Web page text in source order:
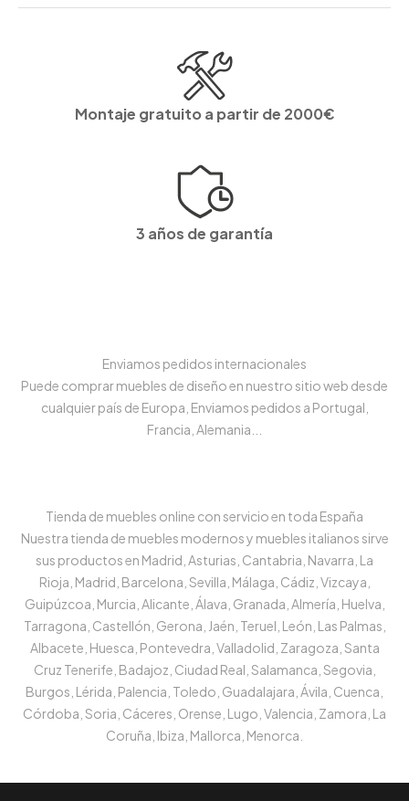
Montaje gratuito a partir de 2000€
3 años de garantía
Enviamos pedidos internacionales
Puede comprar muebles de diseño en nuestro sitio web desde
cualquier país de Europa, Enviamos pedidos a Portugal,
Francia, Alemania...
Tienda de muebles online con servicio en toda España
Nuestra tienda de muebles modernos y muebles italianos sirve
sus productos en Madrid, Asturias, Cantabria, Navarra, La
Rioja, Madrid, Barcelona, Sevilla, Málaga, Cádiz, Vizcaya,
Guipúzcoa, Murcia, Alicante, Álava, Granada, Almería, Huelva,
Tarragona, Castellón, Gerona, Jaén, Teruel, León, Las Palmas,
Albacete, Huesca, Pontevedra, Valladolid, Zaragoza, Santa
Cruz Tenerife, Badajoz, Ciudad Real, Salamanca, Segovia,
Burgos, Lérida, Palencia, Toledo, Guadalajara, Ávila, Cuenca,
Córdoba, Soria, Cáceres, Orense, Lugo, Valencia, Zamora, La
Coruña, Ibiza, Mallorca, Menorca.